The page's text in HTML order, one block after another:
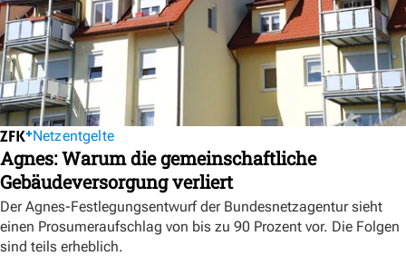
Netzentgelte
Agnes: Warum die gemeinschaftliche
Gebäudeversorgung verliert
Der Agnes-Festlegungsentwurf der Bundesnetzagentur sieht
einen Prosumeraufschlag von bis zu 90 Prozent vor. Die Folgen
sind teils erheblich.